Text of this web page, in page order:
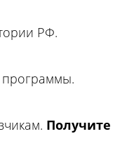
РФ.
программы.
Получите